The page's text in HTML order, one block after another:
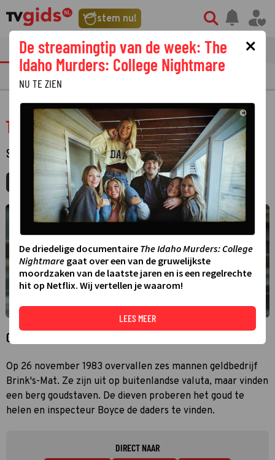
stem nu!
tvgids streaming nieuws
PRIMETIME GEMIST
The Gold
SERIE · DRAMA · 2 SEIZOENEN
MIJNGIDS AGENDA DELEN
Over The Gold
Op 26 november 1983 overvallen zes mannen geldbedrijf
Brink's-Mat. Ze zijn uit op buitenlandse valuta, maar vinden
een berg goudstaven. De dieven proberen het goud te
helen en inspecteur Boyce de daders te vinden.
DIRECT NAAR
×
De streamingtip van de week: The
Idaho Murders: College Nightmare
NU TE ZIEN
©
De driedelige documentaire The Idaho Murders: College
Nightmare gaat over een van de gruwelijkste
moordzaken van de laatste jaren en is een regelrechte
hit op Netflix. Wij vertellen je waarom!
LEES MEER